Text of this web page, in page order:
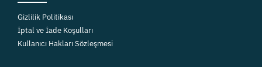
Gizlilik Politikası
İptal ve İade Koşulları
Kullanıcı Hakları Sözleşmesi